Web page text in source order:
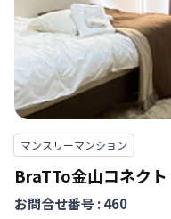
マンスリーマンション
BraTTo金山コネクト
お問合せ番号 :460